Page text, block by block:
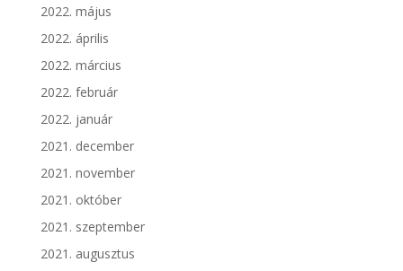
2022. május
2022. április
2022. március
2022. február
2022. január
2021. december
2021. november
2021. október
2021. szeptember
2021. augusztus